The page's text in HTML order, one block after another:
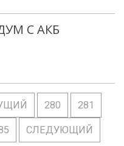
С АКБ
280 281
СЛЕДУЮЩИЙ